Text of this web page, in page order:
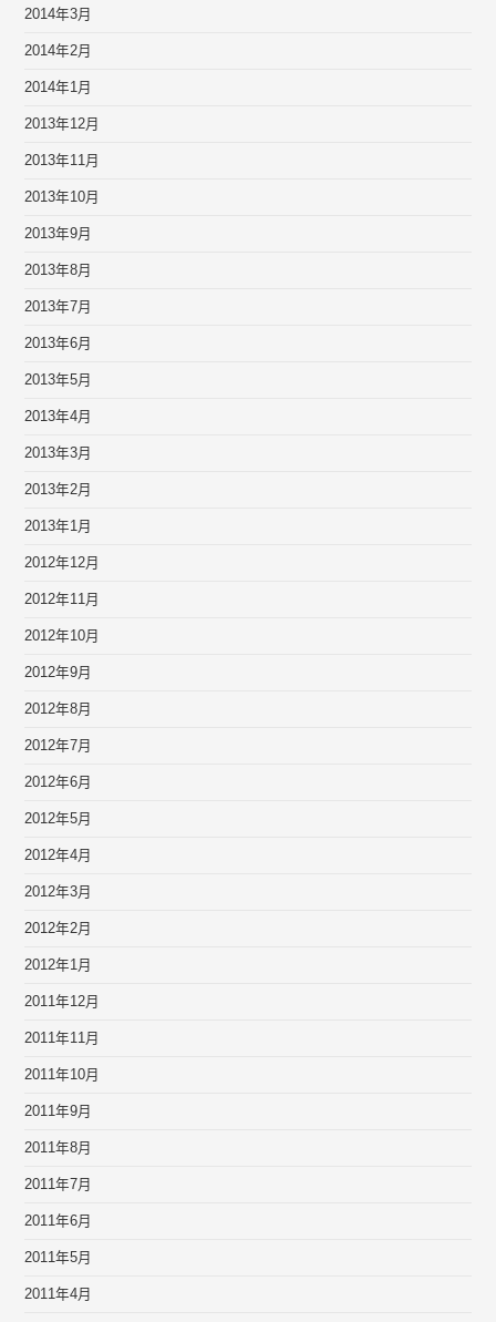
2014年3月
2014年2月
2014年1月
2013年12月
2013年11月
2013年10月
2013年9月
2013年8月
2013年7月
2013年6月
2013年5月
2013年4月
2013年3月
2013年2月
2013年1月
2012年12月
2012年11月
2012年10月
2012年9月
2012年8月
2012年7月
2012年6月
2012年5月
2012年4月
2012年3月
2012年2月
2012年1月
2011年12月
2011年11月
2011年10月
2011年9月
2011年8月
2011年7月
2011年6月
2011年5月
2011年4月